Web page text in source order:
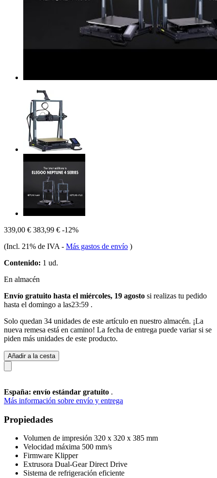
339,00 € 383,99 € -12%
(Incl. 21% de IVA - Más gastos de envío )
Contenido: 1 ud.
En almacén
Envío gratuito hasta el miércoles, 19 agosto si realizas tu pedido
hasta el domingo a las23:59 .
Solo quedan 34 unidades de este artículo en nuestro almacén. ¡La
nueva remesa está en camino! La fecha de entrega puede variar si se
piden más unidades de este producto.
Añadir a la cesta
España: envío estándar gratuito .
Más información sobre envío y entrega
Propiedades
Volumen de impresión 320 x 320 x 385 mm
Velocidad máxima 500 mm/s
Firmware Klipper
Extrusora Dual-Gear Direct Drive
Sistema de refrigeración eficiente